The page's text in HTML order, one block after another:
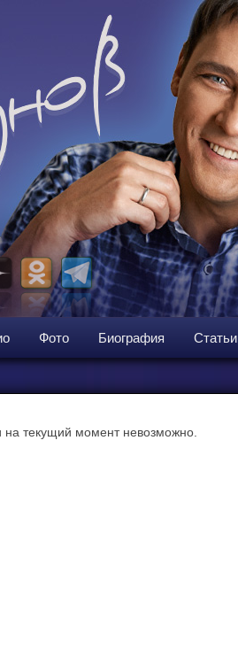
Фото Биография Статьи
на текущий момент невозможно.